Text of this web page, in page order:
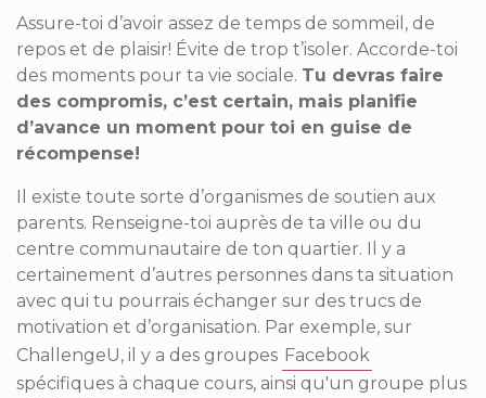
Assure-toi d’avoir assez de temps de sommeil, de
repos et de plaisir! Évite de trop t’isoler. Accorde-toi
des moments pour ta vie sociale. Tu devras faire
des compromis, c’est certain, mais planifie
d’avance un moment pour toi en guise de
récompense!
Il existe toute sorte d’organismes de soutien aux
parents. Renseigne-toi auprès de ta ville ou du
centre communautaire de ton quartier. Il y a
certainement d’autres personnes dans ta situation
avec qui tu pourrais échanger sur des trucs de
motivation et d’organisation. Par exemple, sur
ChallengeU, il y a des groupes Facebook
spécifiques à chaque cours, ainsi qu'un groupe plus